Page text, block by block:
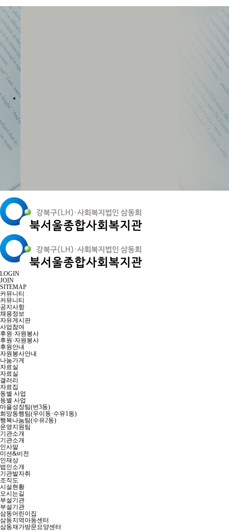
LOGIN
JOIN
SITEMAP
커뮤니티
커뮤니티
공지사항
채용정보
자유게시판
사업참여
후원·자원봉사
후원·자원봉사
후원안내
자원봉사안내
나눔가게
자료실
자료실
갤러리
자료집
동별 사업
동별 사업
마을성장팀(번3동)
희망동행팀(우이동·수유1동)
행복나눔팀(수유2동)
운영지원팀
기관소개
기관소개
인사말
미션&비전
인재상
법인소개
기관발자취
조직도
시설현황
오시는길
부설기관
부설기관
삼동어린이집
삼동지역아동센터
삼동재가방문요양센터